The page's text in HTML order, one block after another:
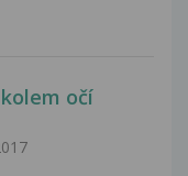
očí